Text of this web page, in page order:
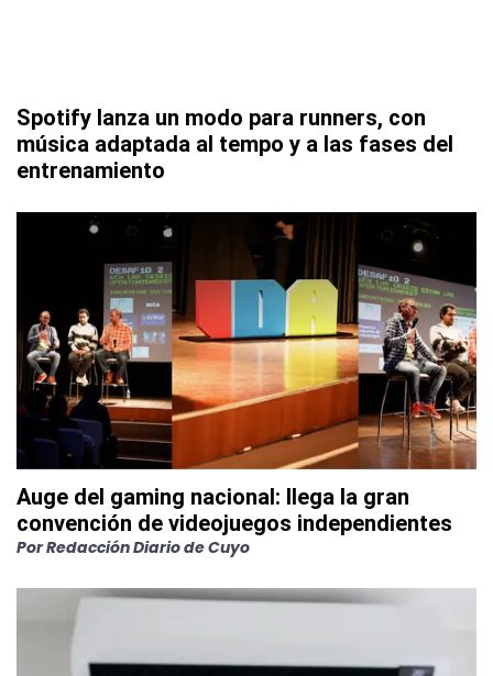
Spotify lanza un modo para runners, con
música adaptada al tempo y a las fases del
entrenamiento
Auge del gaming nacional: llega la gran
convención de videojuegos independientes
PorRedacción Diario de Cuyo